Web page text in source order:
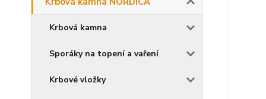
Krbová kamna
Sporáky na topení a vaření
Krbové vložky